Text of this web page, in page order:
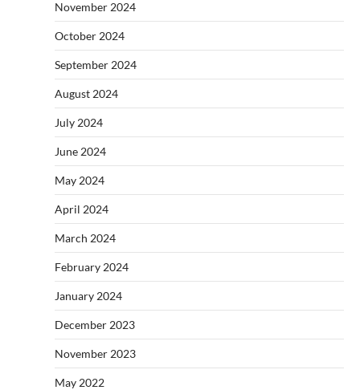
November 2024
October 2024
September 2024
August 2024
July 2024
June 2024
May 2024
April 2024
March 2024
February 2024
January 2024
December 2023
November 2023
May 2022